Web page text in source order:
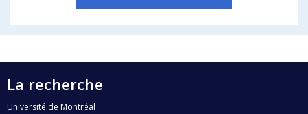
La recherche
Université de Montréal